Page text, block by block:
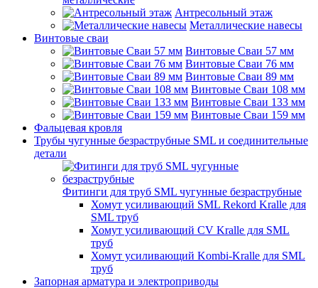
Антресольный этаж
Металлические навесы
Винтовые сваи
Винтовые Сваи 57 мм
Винтовые Сваи 76 мм
Винтовые Сваи 89 мм
Винтовые Сваи 108 мм
Винтовые Сваи 133 мм
Винтовые Сваи 159 мм
Фальцевая кровля
Трубы чугунные безраструбные SML и соединительные
детали
Фитинги для труб SML чугунные безраструбные
Хомут усиливающий SML Rekord Kralle для
SML труб
Хомут усиливающий CV Kralle для SML
труб
Хомут усиливающий Kombi-Kralle для SML
труб
Запорная арматура и электроприводы